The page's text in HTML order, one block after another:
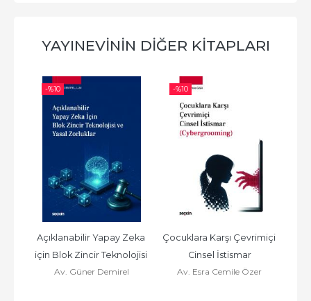
YAYINEVININ DIĞER KITAPLARI
-%10
Açıklanabilir Yapay Zeka
için Blok Zincir Teknolojisi
ve Yasal Zorluklar
Av. Güner Demirel
-%10
Çocuklara Karşı Çevrimiçi
Cinsel İstismar
Av. Esra Cemile Özer